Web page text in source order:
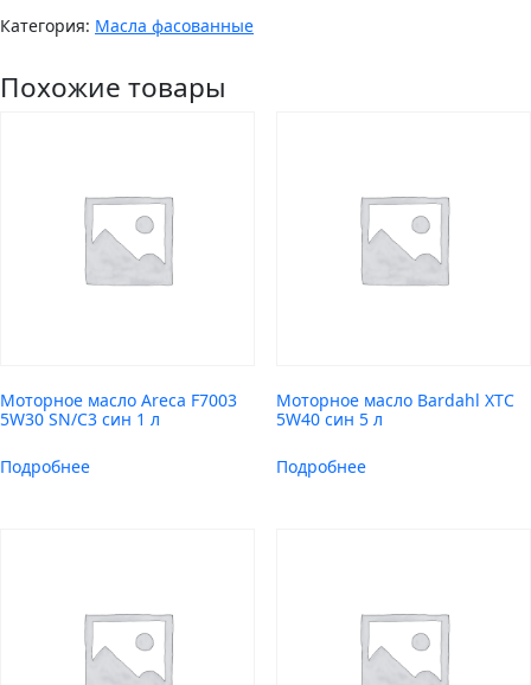
Категория: Масла фасованные
Похожие товары
Моторное масло Areca F7003
5W30 SN/C3 син 1 л
Подробнее
Моторное масло Bardahl XTC
5W40 син 5 л
Подробнее